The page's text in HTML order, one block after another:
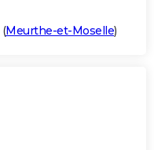
(Meurthe-et-Moselle)